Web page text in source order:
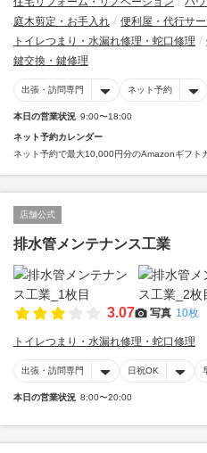
庭木剪定・お手入れ
便利屋・代行サ
トイレつまり・水漏れ修理・蛇口修理
鍵交換・鍵修理
出張・訪問専門 ネット予約
本日の営業状況 9:00〜18:00
ネット予約カレンダー
ネット予約で最大10,000円分のAmazonギフト
店舗公式
排水管メンテナンス工業
3.07 写真 10枚
トイレつまり・水漏れ修理・蛇口修理
出張・訪問専門 日祝OK
本日の営業状況 8:00〜20:00